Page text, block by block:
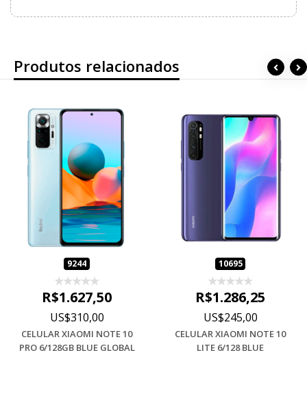
Produtos relacionados
9244
R$1.627,50
US$310,00
CELULAR XIAOMI NOTE 10
PRO 6/128GB BLUE GLOBAL
10695
R$1.286,25
US$245,00
CELULAR XIAOMI NOTE 10
LITE 6/128 BLUE